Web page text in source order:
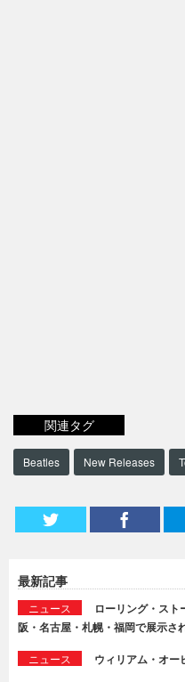
関連タグ
Beatles New Releases
最新記事
ニュース
ローリング・ス
阪・名古屋・札幌・福岡で展示さ
ニュース ウィリアム・オー